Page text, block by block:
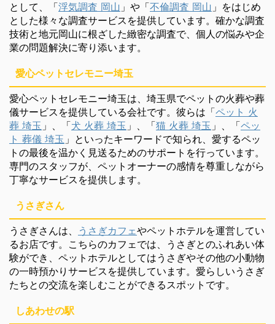
として、「浮気調査 岡山 」や「不倫調査 岡山 」をはじめ
とした様々な調査サービスを提供しています。確かな調査
技術と地元岡山に根ざした緻密な調査で、個人の悩みや企
業の問題解決に寄り添います。
愛心ペットセレモニー埼玉
愛心ペットセレモニー埼玉は、埼玉県でペットの火葬や葬
儀サービスを提供している会社です。彼らは「ペット 火
葬 埼玉 」、「犬 火葬 埼玉 」、「猫 火葬 埼玉 」、「ペッ
ト 葬儀 埼玉 」といったキーワードで知られ、愛するペッ
トの最後を温かく見送るためのサポートを行っています。
専門のスタッフが、ペットオーナーの感情を尊重しながら
丁寧なサービスを提供します。
うさぎさん
うさぎさんは、 うさぎカフェやペットホテルを運営してい
るお店です。こちらのカフェでは、うさぎとのふれあい体
験ができ、ペットホテルとしてはうさぎやその他の小動物
の一時預かりサービスを提供しています。愛らしいうさぎ
たちとの交流を楽しむことができるスポットです。
しあわせの駅